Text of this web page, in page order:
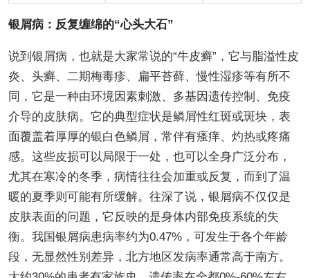
银屑病：反复缠绵的“心头大石”
说到银屑病，也就是大家常说的“牛皮癣”，它与脂溢性皮
炎、头癣、二期梅毒疹、扁平苔藓、慢性湿疹等有所不
同，它是一种由环境因素刺激、多基因遗传控制、免疫
介导的皮肤病。它的典型症状是鳞屑性红斑或斑块，表
面覆盖着厚厚的银白色鳞屑，常伴有瘙痒、灼热或疼痛
感。这些皮损可以局限于一处，也可以全身广泛分布，
尤其在寒冷的冬季，病情往往会加重或反复，而到了温
暖的夏季则可能有所缓解。往深了说，银屑病不仅仅是
皮肤表面的问题，它反映的是身体内部免疫系统的失
衡。我国银屑病患病率约为0.47%，可发生于各个年龄
段，无显然性别差异，北方地区发病率通常高于南方。